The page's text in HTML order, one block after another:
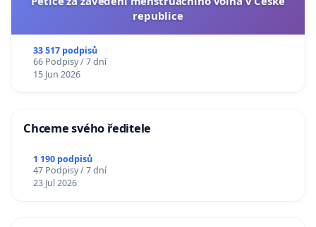
republice
33 517 podpisů
66 Podpisy / 7 dní
15 Jun 2026
Chceme svého ředitele
1 190 podpisů
47 Podpisy / 7 dní
23 Jul 2026